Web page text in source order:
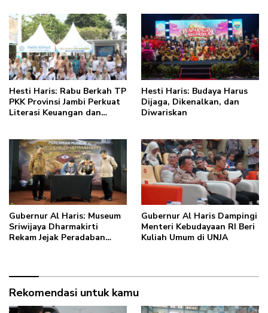
anakku bisa jaga diri, 60%
masa depan sudah ada di
tangan”
Hesti Haris: Rabu Berkah TP
PKK Provinsi Jambi Perkuat
Literasi Keuangan dan
Hesti Haris: Budaya Harus
Dijaga, Dikenalkan, dan
Diwariskan
Gubernur Al Haris: Museum
Sriwijaya Dharmakirti
Rekam Jejak Peradaban
Gubernur Al Haris Dampingi
Menteri Kebudayaan RI Beri
Kuliah Umum di UNJA
Rekomendasi untuk kamu